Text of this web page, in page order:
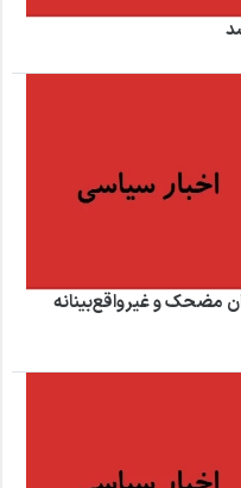
مضحک و غیرواقع‌بینانه